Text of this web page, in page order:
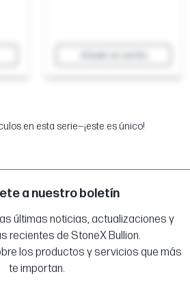
en esta serie—¡este es único!
a nuestro boletín
últimas noticias, actualizaciones y
recientes de StoneX Bullion.
los productos y servicios que más
te importan.